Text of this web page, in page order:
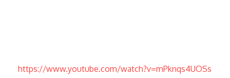
https://www.youtube.com/watch?v=mPknqs4UOSs